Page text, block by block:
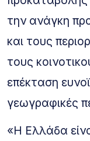
την ανάγκη
και τους
τους
επέκταση
γεωγραφικές
«Η Ελλάδα